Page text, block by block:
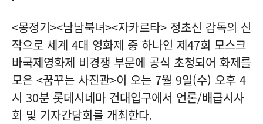
<몽정기><남남북녀><자카르타> 정초신 감독의 신
작으로 세계 4대 영화제 중 하나인 제47회 모스크
바국제영화제 비경쟁 부문에 공식 초청되어 화제를
모은 <꿈꾸는 사진관>이 오는 7월 9일(수) 오후 4
시 30분 롯데시네마 건대입구에서 언론/배급시사
회 및 기자간담회를 개최한다.